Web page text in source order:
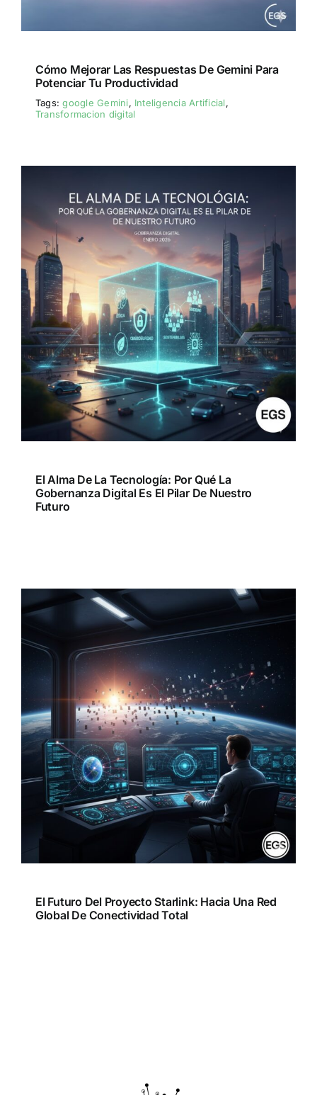
Cómo Mejorar Las Respuestas De Gemini Para
Potenciar Tu Productividad
Tags:google Gemini, Inteligencia Artificial,
Transformacion digital
El Alma De La Tecnología: Por Qué La
Gobernanza Digital Es El Pilar De Nuestro
Futuro
El Futuro Del Proyecto Starlink: Hacia Una Red
Global De Conectividad Total